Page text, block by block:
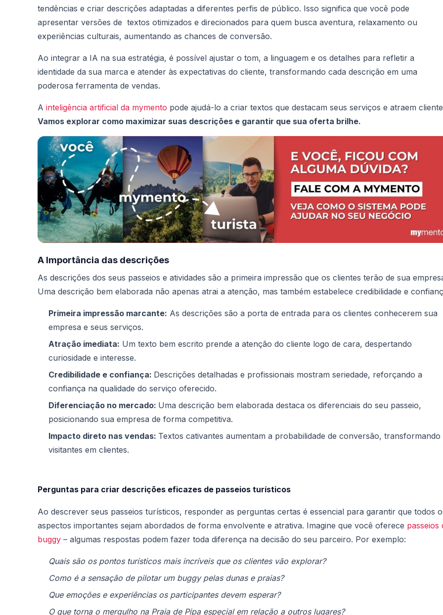
tendências e criar descrições adaptadas a diferentes perfis de público. Isso significa que você pode
apresentar versões de textos otimizados e direcionados para quem busca aventura, relaxamento ou
experiências culturais, aumentando as chances de conversão.
Ao integrar a IA na sua estratégia, é possível ajustar o tom, a linguagem e os detalhes para refletir a
identidade da sua marca e atender às expectativas do cliente, transformando cada descrição em uma
poderosa ferramenta de vendas.
A inteligência artificial da mymento pode ajudá-lo a criar textos que destacam seus serviços e atraem
Vamos explorar como maximizar suas descrições e garantir que sua oferta brilhe.
A Importância das descrições
As descrições dos seus passeios e atividades são a primeira impressão que os clientes terão de sua
Uma descrição bem elaborada não apenas atrai a atenção, mas também estabelece credibilidade e
Primeira impressão marcante: As descrições são a porta de entrada para os clientes conhecerem sua
empresa e seus serviços.
Atração imediata: Um texto bem escrito prende a atenção do cliente logo de cara, despertando
curiosidade e interesse.
Credibilidade e confiança: Descrições detalhadas e profissionais mostram seriedade, reforçando a
confiança na qualidade do serviço oferecido.
Diferenciação no mercado: Uma descrição bem elaborada destaca os diferenciais do seu passeio,
posicionando sua empresa de forma competitiva.
Impacto direto nas vendas: Textos cativantes aumentam a probabilidade de conversão, transformando
visitantes em clientes.
Perguntas para criar descrições eficazes de passeios turísticos
Ao descrever seus passeios turísticos, responder as perguntas certas é essencial para garantir que todos
aspectos importantes sejam abordados de forma envolvente e atrativa. Imagine que você oferece passeios
buggy – algumas respostas podem fazer toda diferença na decisão do seu parceiro. Por exemplo:
Quais são os pontos turísticos mais incríveis que os clientes vão explorar?
Como é a sensação de pilotar um buggy pelas dunas e praias?
Que emoções e experiências os participantes devem esperar?
O que torna o mergulho na Praia de Pipa especial em relação a outros lugares?